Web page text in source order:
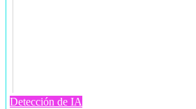
Detección de IA